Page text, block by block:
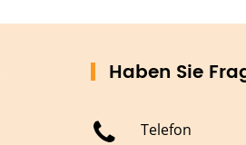
Haben Sie
Telefon